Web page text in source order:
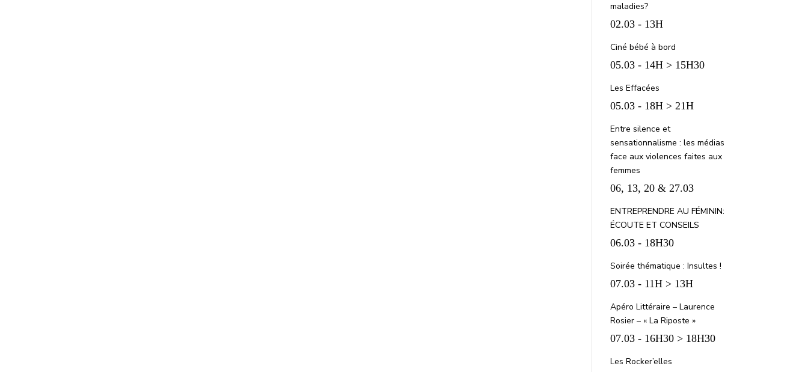
maladies?
02.03 - 13H
Ciné bébé à bord
05.03 - 14H > 15H30
Les Effacées
05.03 - 18H > 21H
Entre silence et
sensationnalisme : les médias
face aux violences faites aux
femmes
06, 13, 20 & 27.03
ENTREPRENDRE AU FÉMININ:
ÉCOUTE ET CONSEILS
06.03 - 18H30
Soirée thématique : Insultes !
07.03 - 11H > 13H
Apéro Littéraire – Laurence
Rosier – « La Riposte »
07.03 - 16H30 > 18H30
Les Rocker’elles